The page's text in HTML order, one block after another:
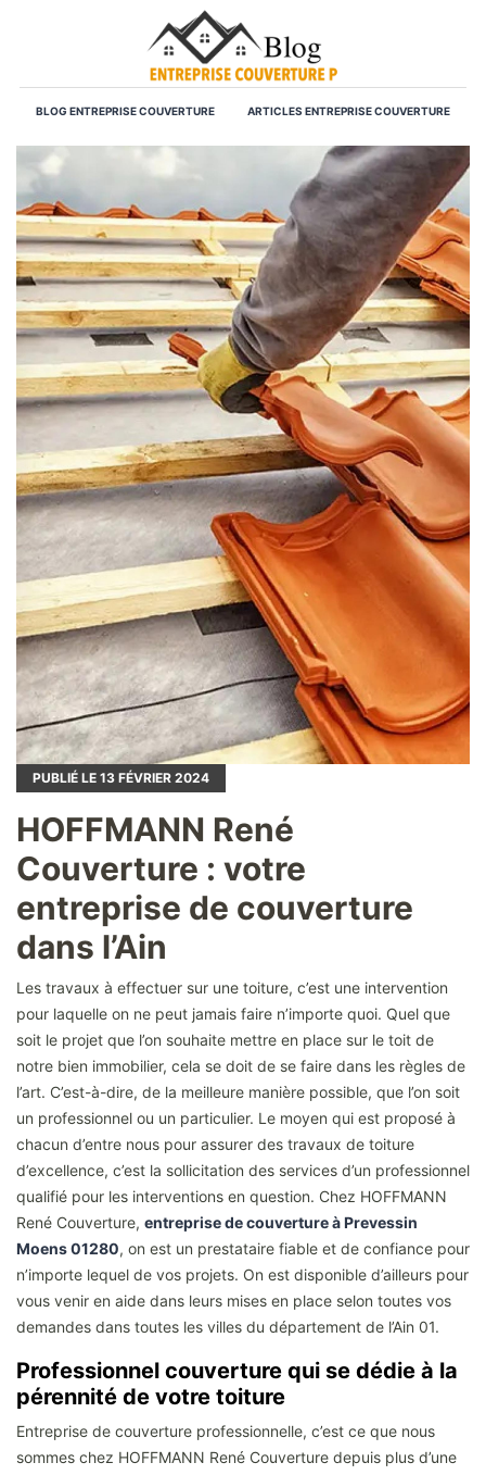
BLOG ENTREPRISE COUVERTURE ARTICLES ENTREPRISE COUVERTURE
PUBLIÉ LE 13 FÉVRIER 2024
HOFFMANN René
Couverture : votre
entreprise de couverture
dans l’Ain
Les travaux à effectuer sur une toiture, c’est une intervention
pour laquelle on ne peut jamais faire n’importe quoi. Quel que
soit le projet que l’on souhaite mettre en place sur le toit de
notre bien immobilier, cela se doit de se faire dans les règles de
l’art. C’est-à-dire, de la meilleure manière possible, que l’on soit
un professionnel ou un particulier. Le moyen qui est proposé à
chacun d’entre nous pour assurer des travaux de toiture
d’excellence, c’est la sollicitation des services d’un professionnel
qualifié pour les interventions en question. Chez HOFFMANN
René Couverture, entreprise de couverture à Prevessin
Moens 01280, on est un prestataire fiable et de confiance pour
n’importe lequel de vos projets. On est disponible d’ailleurs pour
vous venir en aide dans leurs mises en place selon toutes vos
demandes dans toutes les villes du département de l’Ain 01.
Professionnel couverture qui se dédie à la
pérennité de votre toiture
Entreprise de couverture professionnelle, c’est ce que nous
sommes chez HOFFMANN René Couverture depuis plus d’une